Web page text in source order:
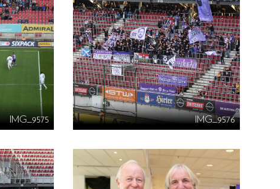
IMG_9575 IMG_9576